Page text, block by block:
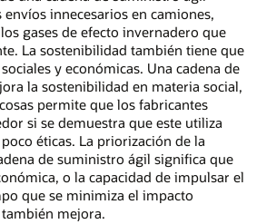
innecesarios en camiones,
gases de efecto invernadero que
La sostenibilidad también tiene que
y económicas. Una cadena de
la sostenibilidad en materia social,
permite que los fabricantes
si se demuestra que este utiliza
éticas. La priorización de la
de suministro ágil significa que
o la capacidad de impulsar el
que se minimiza el impacto
mejora.